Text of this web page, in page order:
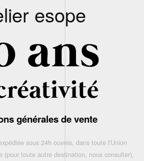
esope
générales de vente
sous 24h ouvrés, dans toute l'Union
(pour toute autre destination, nous consulter),